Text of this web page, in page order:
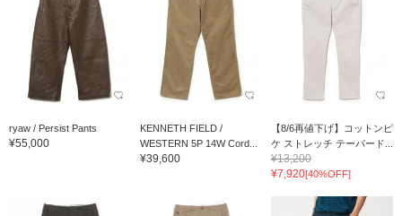
ryaw / Persist Pants
¥55,000
KENNETH FIELD /
WESTERN 5P 14W Cord...
¥39,600
【8/6再値下げ】コットンピ
ケ ストレッチ テーパード...
¥13,200
¥7,920[40%OFF]